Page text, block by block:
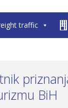
traffic
BiH